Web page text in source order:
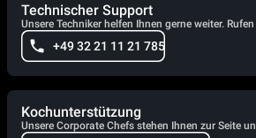
Technischer Support
Unsere Techniker helfen Ihnen gerne weiter. Rufen
+49 32 21 11 21 785
Kochunterstützung
Unsere Corporate Chefs stehen Ihnen zur Seite